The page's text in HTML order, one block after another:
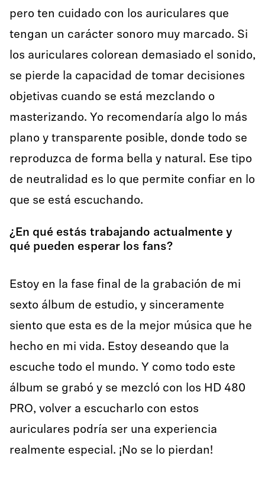
pero ten cuidado con los auriculares que
tengan un carácter sonoro muy marcado. Si
los auriculares colorean demasiado el sonido,
se pierde la capacidad de tomar decisiones
objetivas cuando se está mezclando o
masterizando. Yo recomendaría algo lo más
plano y transparente posible, donde todo se
reproduzca de forma bella y natural. Ese tipo
de neutralidad es lo que permite confiar en lo
que se está escuchando.
¿En qué estás trabajando actualmente y
qué pueden esperar los fans?
Estoy en la fase final de la grabación de mi
sexto álbum de estudio, y sinceramente
siento que esta es de la mejor música que he
hecho en mi vida. Estoy deseando que la
escuche todo el mundo. Y como todo este
álbum se grabó y se mezcló con los HD 480
PRO, volver a escucharlo con estos
auriculares podría ser una experiencia
realmente especial. ¡No se lo pierdan!